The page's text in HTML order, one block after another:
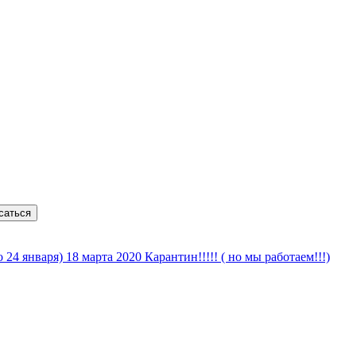
24 января) 18 марта 2020 Карантин!!!!! ( но мы работаем!!!)